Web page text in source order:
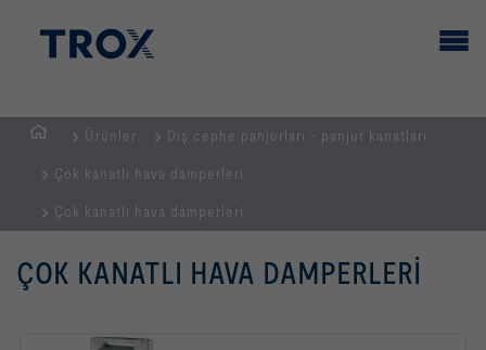
SAYFASI
Ürünler Dış cephe panjurları - panjur kanatları
Çok kanatlı hava damperleri
Çok kanatlı hava damperleri
ÇOK KANATLI HAVA DAMPERLERI